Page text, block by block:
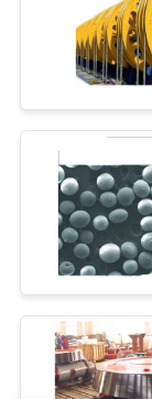
साइटमैप
PRIVACY
POLICY